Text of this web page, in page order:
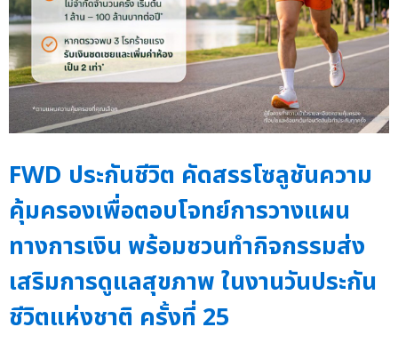
FWD ประกันชีวิต คัดสรรโซลูชันความ
คุ้มครองเพื่อตอบโจทย์การวางแผน
ทางการเงิน พร้อมชวนทำกิจกรรมส่ง
เสริมการดูแลสุขภาพ ในงานวันประกัน
ชีวิตแห่งชาติ ครั้งที่ 25